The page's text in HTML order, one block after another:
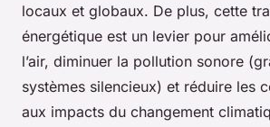
locaux et globaux. De plus, cette
énergétique est un levier pour
l’air, diminuer la pollution sonore
systèmes silencieux) et réduire les
aux impacts du changement